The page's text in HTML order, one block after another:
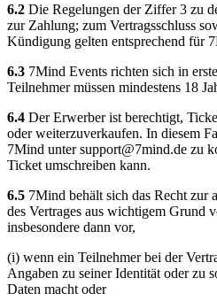
6.2 Die Regelungen der Ziffer 3 zu
zur Zahlung; zum Vertragsschluss
Kündigung gelten entsprechend für
6.3 7Mind Events richten sich in
Teilnehmer müssen mindestens 18
6.4 Der Erwerber ist berechtigt,
oder weiterzuverkaufen. In diesem
7Mind untersupport@7mind.de zu
Ticket umschreiben kann.
6.5 7Mind behält sich das Recht zur
des Vertrages aus wichtigem Grund
insbesondere dann vor,
(i) wenn ein Teilnehmer bei der
Angaben zu seiner Identität oder zu
Daten macht oder